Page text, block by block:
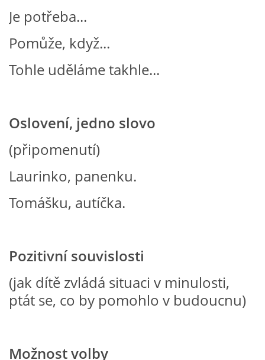
VÝTVARNÉ AKTIVITY - PODZIM
HÁDANKY K TÉMATU JARO, LÉTO, PODZIM,ZIMA
BÁSNĚ K TÉMATU JARO
BÁSNĚ K TÉMATU LÉTO
POHYBOVÉ AKTIVITY NA TÉMA LÉTO
Je potřeba...
Pomůže, když...
Tohle uděláme takhle...
Oslovení, jedno slovo
(připomenutí)
Laurinko, panenku.
Tomášku, autíčka.
Pozitivní souvislosti
(jak dítě zvládá situaci v minulosti,
ptát se, co by pomohlo v budoucnu)
Možnost volby